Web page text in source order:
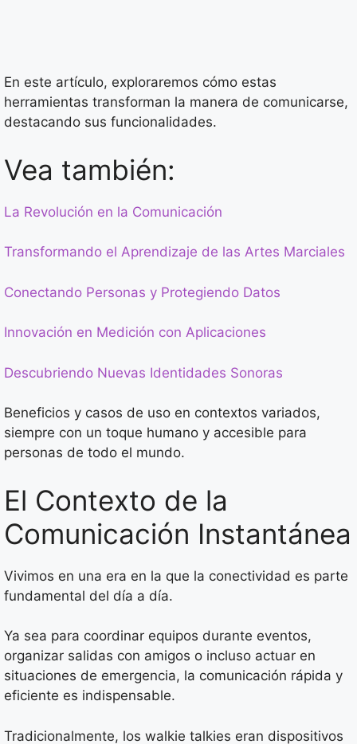
En este artículo, exploraremos cómo estas
herramientas transforman la manera de comunicarse,
destacando sus funcionalidades.
Vea también:
La Revolución en la Comunicación
Transformando el Aprendizaje de las Artes Marciales
Conectando Personas y Protegiendo Datos
Innovación en Medición con Aplicaciones
Descubriendo Nuevas Identidades Sonoras
Beneficios y casos de uso en contextos variados,
siempre con un toque humano y accesible para
personas de todo el mundo.
El Contexto de la
Comunicación Instantánea
Vivimos en una era en la que la conectividad es parte
fundamental del día a día.
Ya sea para coordinar equipos durante eventos,
organizar salidas con amigos o incluso actuar en
situaciones de emergencia, la comunicación rápida y
eficiente es indispensable.
Tradicionalmente, los walkie talkies eran dispositivos